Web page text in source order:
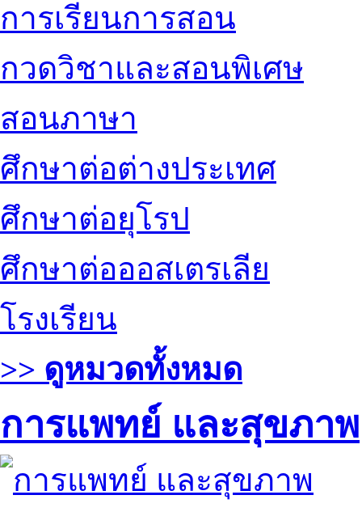
การเรียนการสอน
กวดวิชาและสอนพิเศษ
สอนภาษา
ศึกษาต่อต่างประเทศ
ศึกษาต่อยุโรป
ศึกษาต่อออสเตรเลีย
โรงเรียน
>> ดูหมวดทั้งหมด
การแพทย์ และสุขภาพ